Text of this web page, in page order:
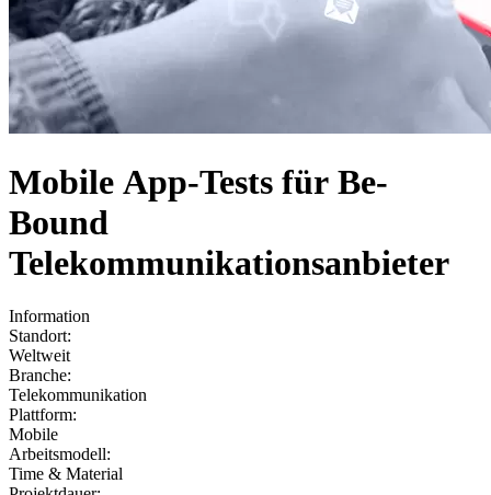
Mobile App-Tests für Be-
Bound
Telekommunikationsanbieter
Information
Standort:
Weltweit
Branche:
Telekommunikation
Plattform:
Mobile
Arbeitsmodell:
Time & Material